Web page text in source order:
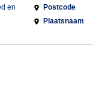
en
Postcode
Plaatsnaam